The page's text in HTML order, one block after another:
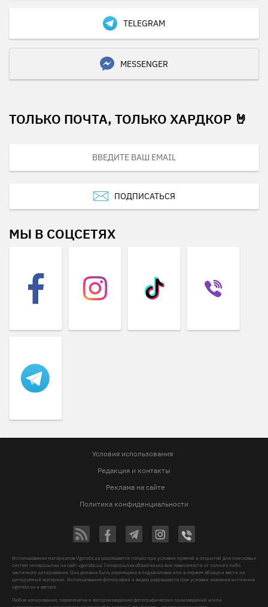
TELEGRAM
MESSENGER
ТОЛЬКО ПОЧТА, ТОЛЬКО ХАРДКОР 🤘
ПОДПИСАТЬСЯ
МЫ В СОЦСЕТЯХ
Условия использования
Редакция и контакты
Реклама на сайте
Политика конфиденциальности
Использование материалов Vgorode.ua разрешается только при условии прямой и открытой для поисковых
систем гиперссылки на сайт vgorode.ua. Гиперссылка обязательна вне зависимости от полного либо
частичного цитирования. Она должна быть размещена в подзаголовке или в первом абзаце и вести на
цитируемый материал. Использование фотографий и видео разрешается при условии указания источника
vgorode.ua и автора.
Любое копирование, перепечатка и воспроизведение фотографических произведений и/или